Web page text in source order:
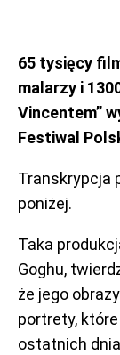
65 tysięcy
malarzy i
Vincentem”
Festiwal
Transkrypcja
poniżej.
Taka
Goghu,
że jego
portrety,
ostatnich